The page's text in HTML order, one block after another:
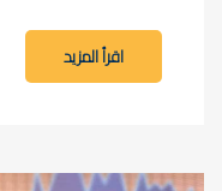
اقرأ المزيد